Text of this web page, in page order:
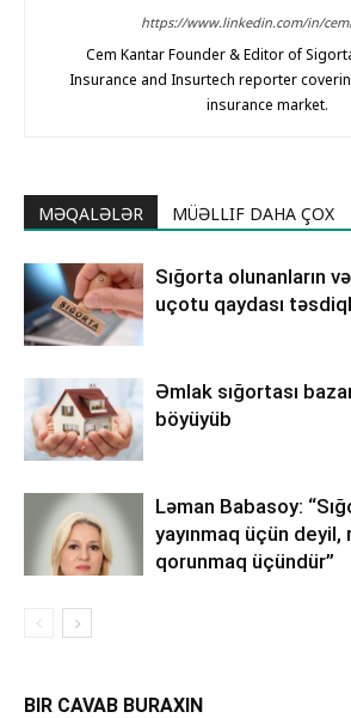
https://www.linkedin.com/in/
Cem Kantar Founder & Editor of
Insurance and Insurtech reporter
insurance market.
MƏQALƏLƏR MÜƏLLIF DAHA ÇOX
Sığorta olunanların
uçotu qaydası
Əmlak sığortası
böyüyüb
Ləman Babasoy:
yayınmaq üçün deyil,
qorunmaq üçündür”
BIR CAVAB BURAXIN